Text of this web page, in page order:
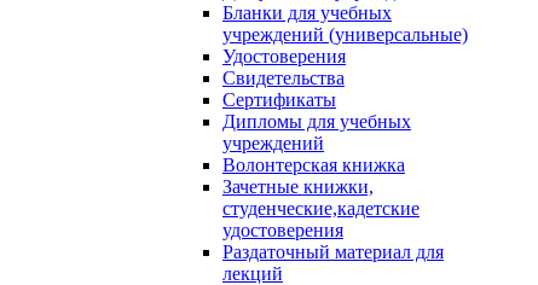
Бланки для учебных
учреждений (универсальные)
Удостоверения
Свидетельства
Сертификаты
Дипломы для учебных
учреждений
Волонтерская книжка
Зачетные книжки,
студенческие,кадетские
удостоверения
Раздаточный материал для
лекций